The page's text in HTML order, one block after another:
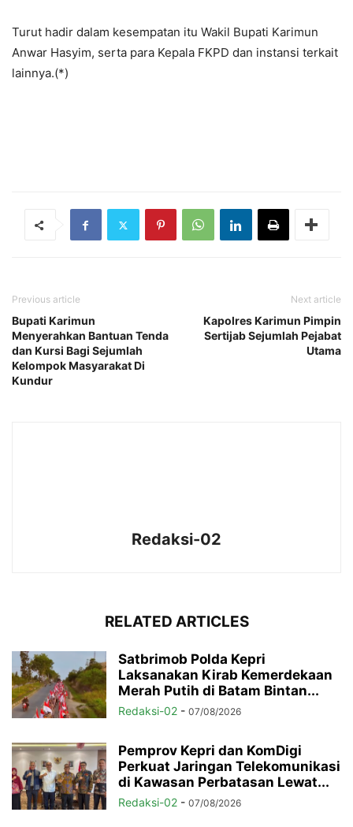
Turut hadir dalam kesempatan itu Wakil Bupati Karimun
Anwar Hasyim, serta para Kepala FKPD dan instansi terkait
lainnya.(*)
Previous article
Bupati Karimun
Menyerahkan Bantuan Tenda
dan Kursi Bagi Sejumlah
Kelompok Masyarakat Di
Kundur
Next article
Kapolres Karimun Pimpin
Sertijab Sejumlah Pejabat
Utama
Redaksi-02
RELATED ARTICLES
Satbrimob Polda Kepri
Laksanakan Kirab Kemerdekaan
Merah Putih di Batam Bintan...
Redaksi-02 - 07/08/2026
Pemprov Kepri dan KomDigi
Perkuat Jaringan Telekomunikasi
di Kawasan Perbatasan Lewat...
Redaksi-02 - 07/08/2026